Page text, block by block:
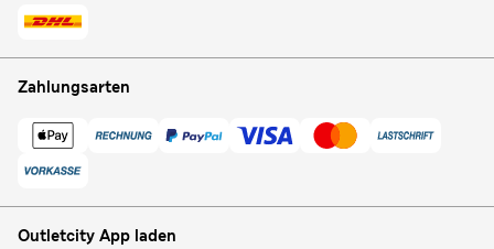
Zahlungsarten
Outletcity App laden